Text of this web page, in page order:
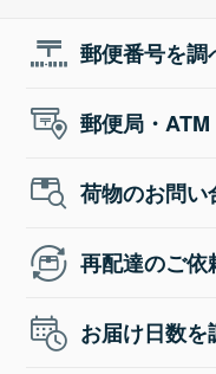
郵便番号を調
郵便局・
荷物のお問い
再配達のご依
お届け日数を